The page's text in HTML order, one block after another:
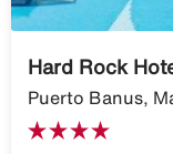
Hard Rock
Puerto Banus,